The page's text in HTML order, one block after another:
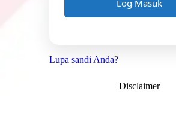
Lupa sandi Anda?
Disclaimer